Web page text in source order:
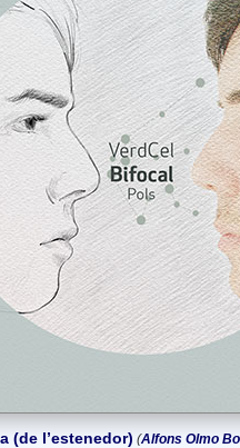
(de l’estenedor) (Alfons Olmo